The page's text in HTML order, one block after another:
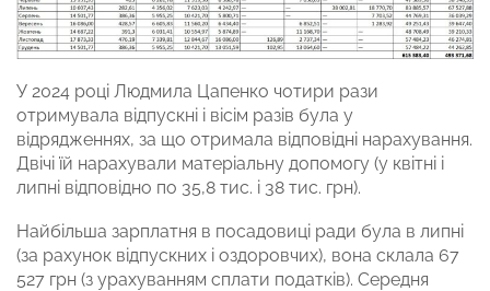
У 2024 році Людмила Цапенко чотири рази
отримувала відпускні і вісім разів була у
відрядженнях, за що отримала відповідні нарахування.
Двічі їй нарахували матеріальну допомогу (у квітні і
липні відповідно по 35,8 тис. і 38 тис. грн).
Найбільша зарплатня в посадовиці ради була в липні
(за рахунок відпускних і оздоровчих), вона склала 67
527 грн (з урахуванням сплати податків). Середня